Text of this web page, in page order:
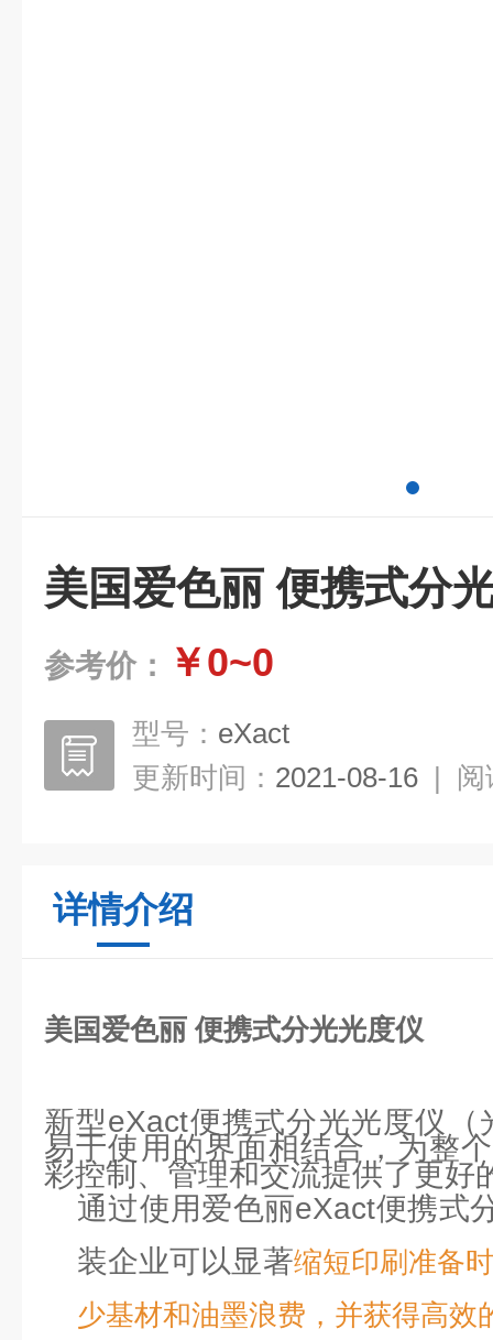
美国爱色丽 便携式分
参考价： ￥0~0
型号： eXact
更新时间： 2021-08-16 | 阅
详情介绍
美国爱色丽 便携式分光光度仪
新型eXact便携式分光光度仪
易于使用的界面相结合，为整
彩控制、管理和交流提供了更好
通过使用爱色丽eXact便携式
装企业可以显著缩短印刷准备
少基材和油墨浪费，并获得高效